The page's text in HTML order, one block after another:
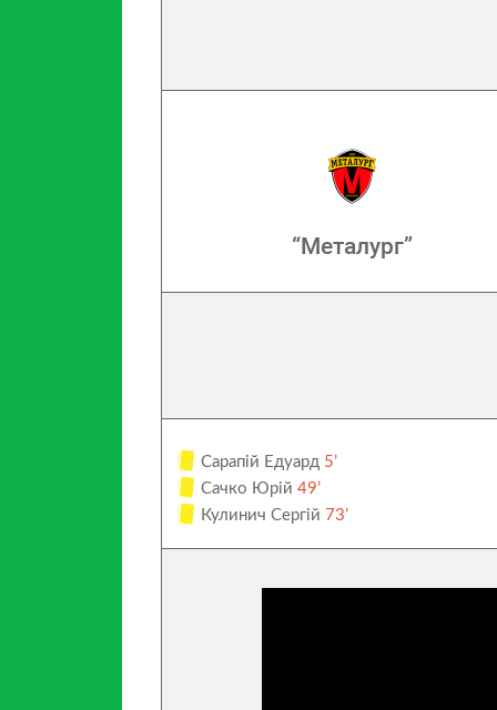
“Металург”
Сарапій Едуард 5’
Сачко Юрій 49’
Кулинич Сергій 73’